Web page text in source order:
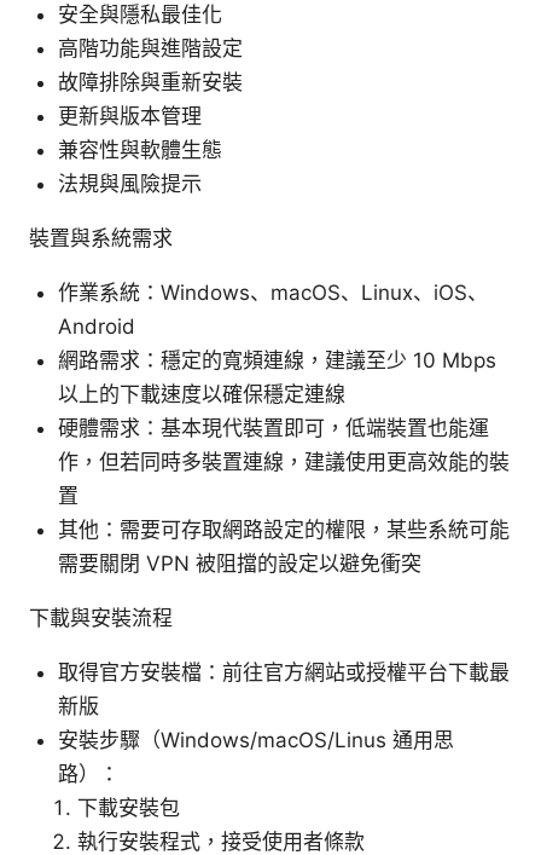
安全與隱私最佳化
高階功能與進階設定
故障排除與重新安裝
更新與版本管理
兼容性與軟體生態
法規與風險提示
裝置與系統需求
作業系統：Windows、macOS、Linux、iOS、
Android
網路需求：穩定的寬頻連線，建議至少 10 Mbps
以上的下載速度以確保穩定連線
硬體需求：基本現代裝置即可，低端裝置也能運
作，但若同時多裝置連線，建議使用更高效能的裝
置
其他：需要可存取網路設定的權限，某些系統可能
需要關閉 VPN 被阻擋的設定以避免衝突
下載與安裝流程
取得官方安裝檔：前往官方網站或授權平台下載最
新版
安裝步驟（Windows/macOS/Linus 通用思
路）：
下載安裝包
執行安裝程式，接受使用者條款